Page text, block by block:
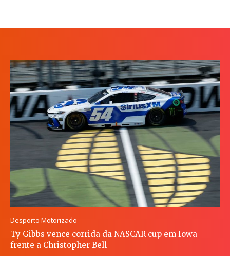
Desporto Motorizado
Ty Gibbs vence corrida da NASCAR cup em Iowa
frente a Christopher Bell